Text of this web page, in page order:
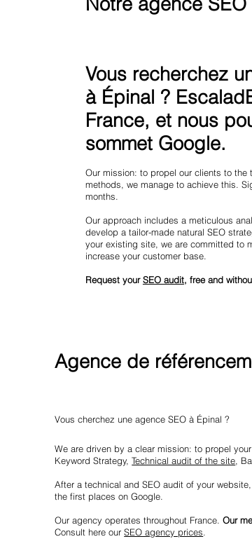
Agence de
Vous cherchez une agence SEO à Épinal ?
We are driven by a clear mission: to propel
Keyword Strategy,Technical audit of the site,
After a technical and SEO audit of your
the first places on Google.
Our agency operates throughout France.Our
Consult here ourSEO agency prices.
Our mission: to propel our clients to
methods, we manage to achieve this.
months.
Our approach includes a meticulous
develop a tailor-made natural SEO
your existing site, we are committed to
increase your customer base.
Request your SEO audit, free and
Vous recherchez
à Épinal ?
France, et nous
sommet Google.